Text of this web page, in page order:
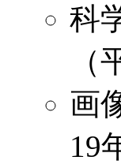
科
画
19